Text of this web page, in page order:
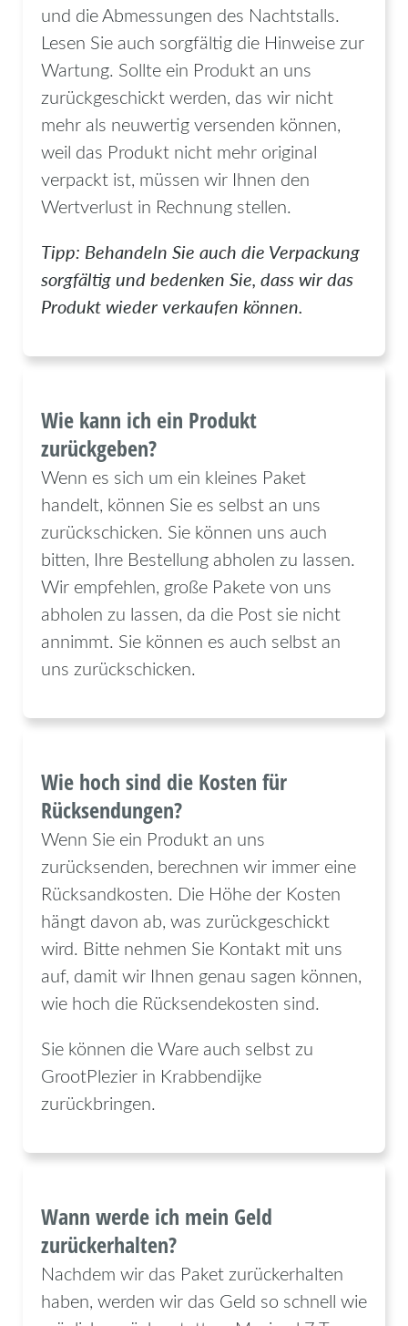
und die Abmessungen des Nachtstalls.
Lesen Sie auch sorgfältig die Hinweise zur
Wartung. Sollte ein Produkt an uns
zurückgeschickt werden, das wir nicht
mehr als neuwertig versenden können,
weil das Produkt nicht mehr original
verpackt ist, müssen wir Ihnen den
Wertverlust in Rechnung stellen.
Tipp: Behandeln Sie auch die Verpackung
sorgfältig und bedenken Sie, dass wir das
Produkt wieder verkaufen können.
Wie kann ich ein Produkt
zurückgeben?
Wenn es sich um ein kleines Paket
handelt, können Sie es selbst an uns
zurückschicken. Sie können uns auch
bitten, Ihre Bestellung abholen zu lassen.
Wir empfehlen, große Pakete von uns
abholen zu lassen, da die Post sie nicht
annimmt. Sie können es auch selbst an
uns zurückschicken.
Wie hoch sind die Kosten für
Rücksendungen?
Wenn Sie ein Produkt an uns
zurücksenden, berechnen wir immer eine
Rücksandkosten. Die Höhe der Kosten
hängt davon ab, was zurückgeschickt
wird. Bitte nehmen Sie Kontakt mit uns
auf, damit wir Ihnen genau sagen können,
wie hoch die Rücksendekosten sind.
Sie können die Ware auch selbst zu
GrootPlezier in Krabbendijke
zurückbringen.
Wann werde ich mein Geld
zurückerhalten?
Nachdem wir das Paket zurückerhalten
haben, werden wir das Geld so schnell wie